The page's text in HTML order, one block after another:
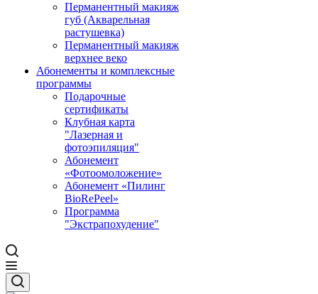
Перманентный макияж
губ (Акварельная
растушевка)
Перманентный макияж
верхнее веко
Абонементы и комплексные
программы
Подарочные
сертификаты
Клубная карта
"Лазерная и
фотоэпиляция"
Абонемент
«Фотоомоложение»
Абонемент «Пилинг
BioRePeel»
Программа
"Экстрапохудение"